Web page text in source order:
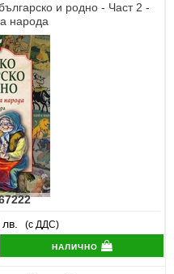
и родно - Част 2 -
народа
лв. (с ДДС)
налично